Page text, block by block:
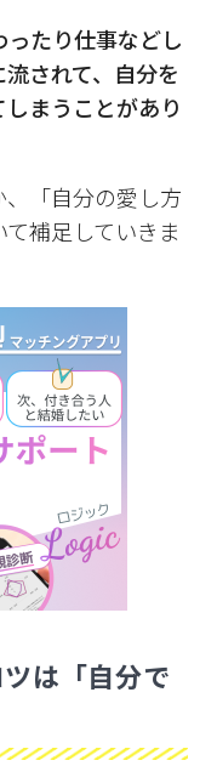
たり仕事などし
されて、自分を
まうことがあり
「自分の愛し方
補足していきま
は「自分で